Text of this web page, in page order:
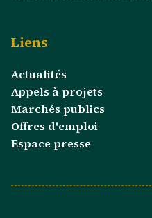
Liens
Actualités
Appels à projets
Marchés publics
Offres d'emploi
Espace presse